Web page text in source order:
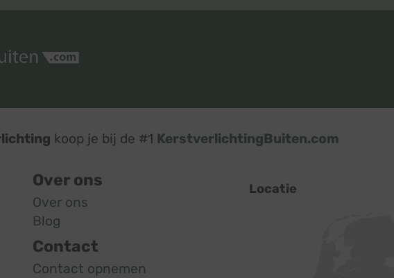
koop je bij de #1 KerstverlichtingBuiten.com
Over ons
Over ons
Blog
Contact
Contact opnemen
Locatie